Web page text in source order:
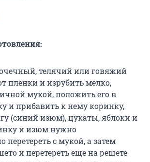
телячий или говяжий
пленки и изрубить мелко,
мукой, положить его в
и прибавить к нему коринку,
(синий изюм), цукаты, яблоки и
и изюм нужно
перетереть с мукой, а затем
и перетереть еще на решете